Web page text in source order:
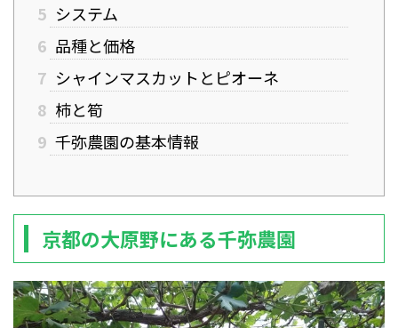
5 システム
6 品種と価格
7 シャインマスカットとピオーネ
8 柿と筍
9 千弥農園の基本情報
京都の大原野にある千弥農園